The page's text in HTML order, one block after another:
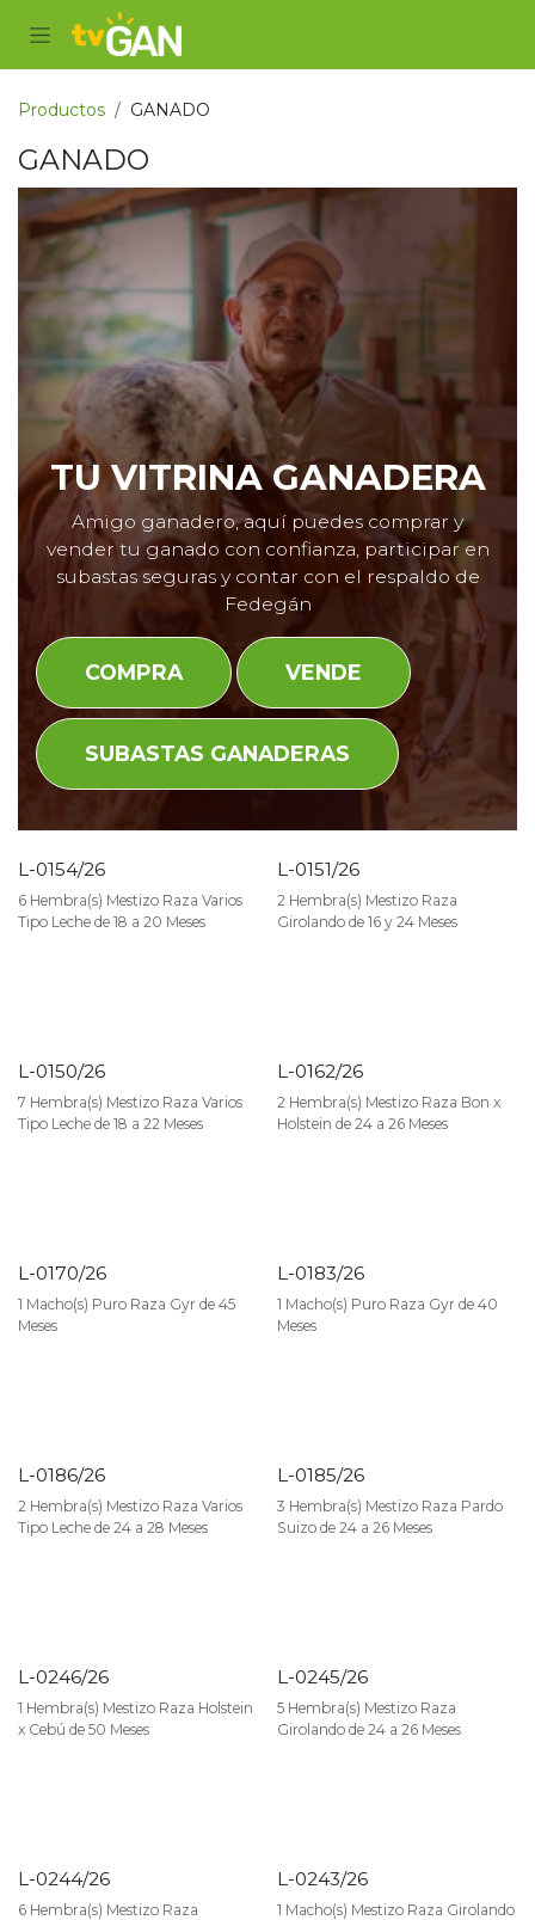
Productos GANADO
GANADO
TU VITRINA GANADERA
Amigo ganadero, aquí puedes comprar y
vender tu ganado con confianza, participar en
subastas seguras y contar con el respaldo de
Fedegán
COMPRA VENDE
SUBASTAS GANADERAS
VENDIDO
L-0154/26
6 Hembra(s) Mestizo Raza Varios
Tipo Leche de 18 a 20 Meses
VENDIDO
L-0151/26
2 Hembra(s) Mestizo Raza
Girolando de 16 y 24 Meses
VENDIDO
L-0150/26
7 Hembra(s) Mestizo Raza Varios
Tipo Leche de 18 a 22 Meses
VENDIDO
L-0162/26
2 Hembra(s) Mestizo Raza Bon x
Holstein de 24 a 26 Meses
VENDIDO
L-0170/26
1 Macho(s) Puro Raza Gyr de 45
Meses
VENDIDO
L-0183/26
1 Macho(s) Puro Raza Gyr de 40
Meses
VENDIDO
L-0186/26
2 Hembra(s) Mestizo Raza Varios
Tipo Leche de 24 a 28 Meses
VENDIDO
L-0185/26
3 Hembra(s) Mestizo Raza Pardo
Suizo de 24 a 26 Meses
L-0246/26
1 Hembra(s) Mestizo Raza Holstein
x Cebú de 50 Meses
L-0245/26
5 Hembra(s) Mestizo Raza
Girolando de 24 a 26 Meses
L-0244/26
6 Hembra(s) Mestizo Raza
L-0243/26
1 Macho(s) Mestizo Raza Girolando